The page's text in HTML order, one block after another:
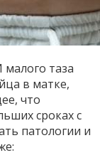
таза
в матке,
что
сроках с
патологии и